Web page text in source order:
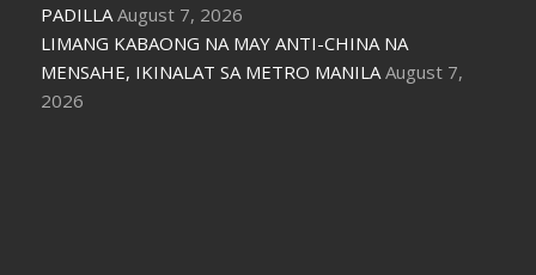
PADILLA August 7, 2026
LIMANG KABAONG NA MAY ANTI-CHINA NA
MENSAHE, IKINALAT SA METRO MANILA August 7,
2026